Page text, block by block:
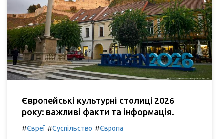
Європейські культурні столиці 2026
року: важливі факти та інформація.
#Євреї #Суспільство #Європа